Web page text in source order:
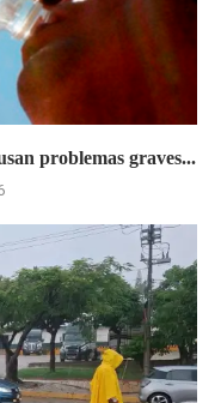
problemas graves...